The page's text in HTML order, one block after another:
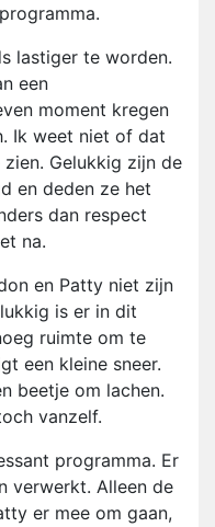
lastiger te worden.
een
moment kregen
Ik weet niet of dat
Gelukkig zijn de
en deden ze het
dan respect
na.
en Patty niet zijn
is er in dit
ruimte om te
een kleine sneer.
beetje om lachen.
vanzelf.
programma. Er
verwerkt. Alleen de
er mee om gaan,